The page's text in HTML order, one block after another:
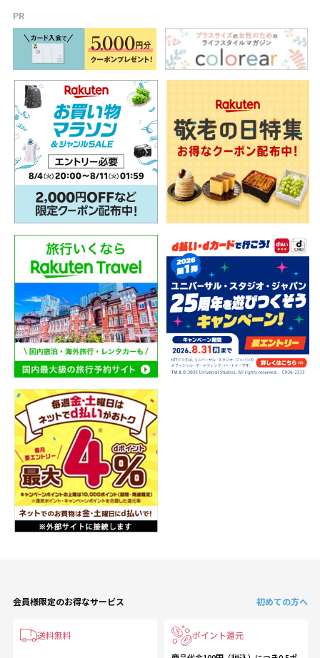
PR
会員様限定のお得なサービス 初めての方へ
送料無料 ポイント還元